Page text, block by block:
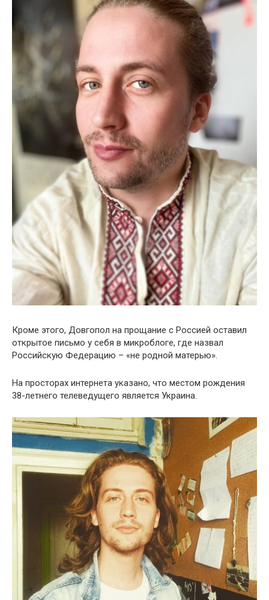
Кроме этого, Довгопол на прощание с Россией оставил
открытое письмо у себя в микроблоге, где назвал
Российскую Федерацию – «не родной матерью».
На просторах интернета указано, что местом рождения
38-летнего телеведущего является Украина.